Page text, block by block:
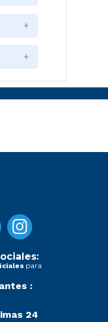
para
:
24